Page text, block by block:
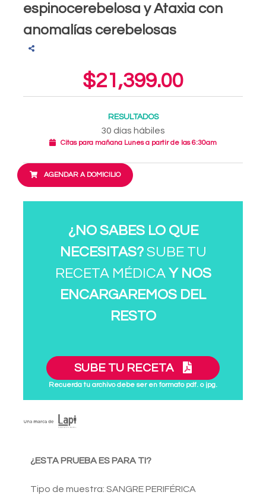
espinocerebelosa y Ataxia con
anomalías cerebelosas
$21,399.00
RESULTADOS
30 días hábiles
Citas para mañana Lunes a partir de las 6:30am
AGENDAR A DOMICILIO
¿NO SABES LO QUE
NECESITAS?SUBE TU
RECETA MÉDICA Y NOS
ENCARGAREMOS DEL
RESTO
SUBE TU RECETA
Recuerda tu archivo debe ser en formato pdf. o jpg.
¿ESTA PRUEBA ES PARA TI?
Tipo de muestra: SANGRE PERIFÉRICA